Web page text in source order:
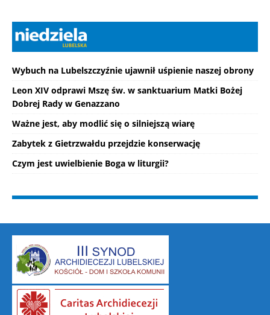
Wybuch na Lubelszczyźnie ujawnił uśpienie naszej obrony
Leon XIV odprawi Mszę św. w sanktuarium Matki Bożej
Dobrej Rady w Genazzano
Ważne jest, aby modlić się o silniejszą wiarę
Zabytek z Gietrzwałdu przejdzie konserwację
Czym jest uwielbienie Boga w liturgii?